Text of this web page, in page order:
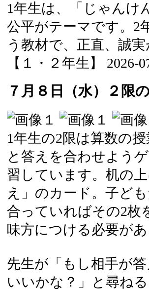
1年生は、「じゃんけ
公平がテーマです。2
う教材で、正直、誠
【１・２年生】 2026-
７月８日（水）２限
1年生の2限は算数の
と答えを合わせよう
習しています。机の
え」のカード。子ど
合っていればその2枚
味方につける必要が
先生が「もし相手が
いいかな？」と尋ね